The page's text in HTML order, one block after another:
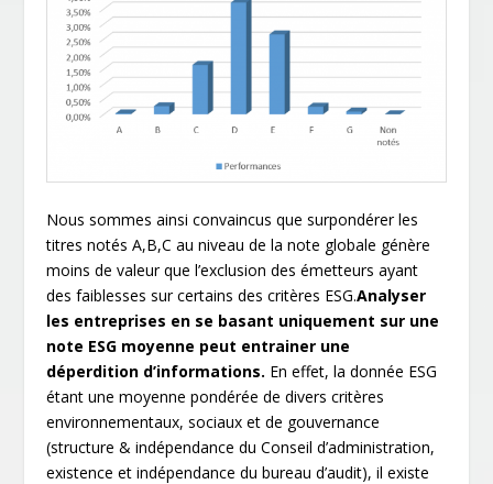
Nous sommes ainsi convaincus que surpondérer les
titres notés A,B,C au niveau de la note globale génère
moins de valeur que l’exclusion des émetteurs ayant
des faiblesses sur certains des critères ESG.Analyser
les entreprises en se basant uniquement sur une
note ESG moyenne peut entrainer une
déperdition d’informations. En effet, la donnée ESG
étant une moyenne pondérée de divers critères
environnementaux, sociaux et de gouvernance
(structure & indépendance du Conseil d’administration,
existence et indépendance du bureau d’audit), il existe